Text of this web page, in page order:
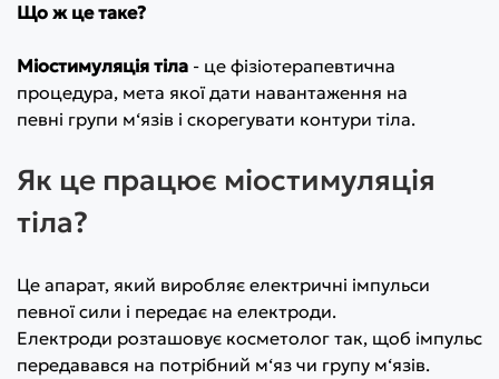
Що ж це таке?
Міостимуляція тіла - це фізіотерапевтична
процедура, мета якої дати навантаження на
певні групи м‘язів і скорегувати контури тіла.
Як це працює міостимуляція
тіла?
Це апарат, який виробляє електричні імпульси
певної сили і передає на електроди.
Електроди розташовує косметолог так, щоб імпульс
передавався на потрібний м‘яз чи групу м‘язів.